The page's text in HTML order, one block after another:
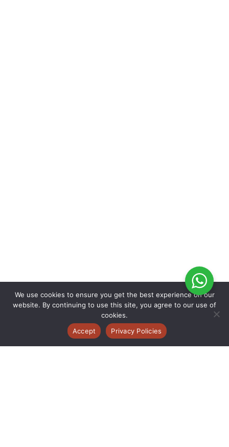
We use cookies to ensure you get the best experience on our
website. By continuing to use this site, you agree to our use of
cookies.
Accept
Privacy Policies